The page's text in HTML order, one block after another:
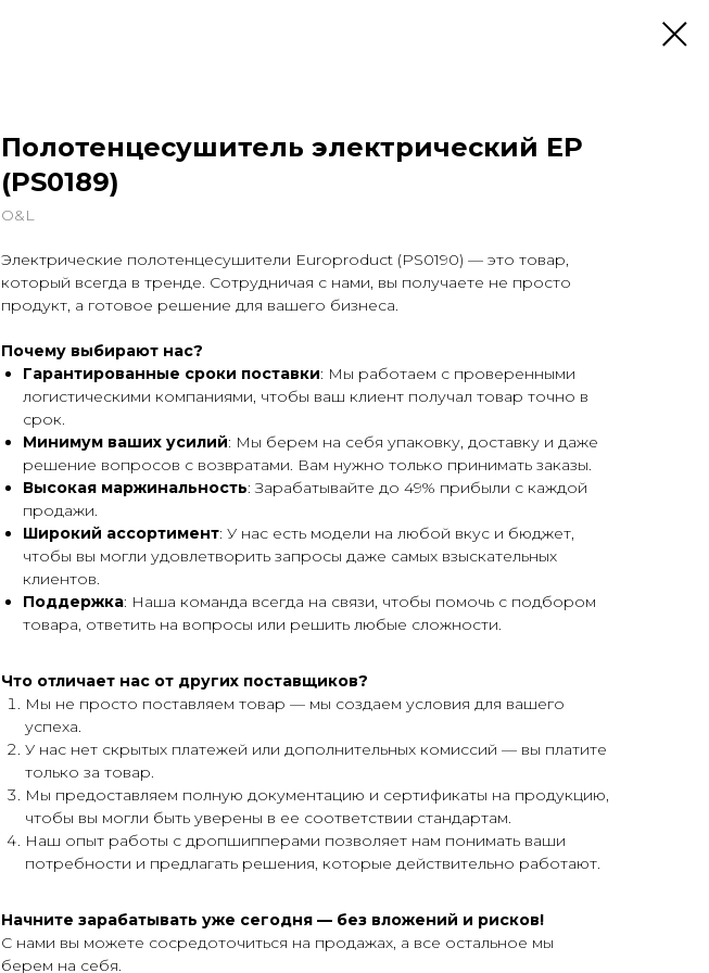
Полотенцесушитель электрический EP
(PS0189)
O&L
Электрические полотенцесушители Europroduct (PS0190) — это товар,
который всегда в тренде. Сотрудничая с нами, вы получаете не просто
продукт, а готовое решение для вашего бизнеса.
Почему выбирают нас?
Гарантированные сроки поставки: Мы работаем с проверенными
логистическими компаниями, чтобы ваш клиент получал товар точно в
срок.
Минимум ваших усилий: Мы берем на себя упаковку, доставку и даже
решение вопросов с возвратами. Вам нужно только принимать заказы.
Высокая маржинальность: Зарабатывайте до 49% прибыли с каждой
продажи.
Широкий ассортимент: У нас есть модели на любой вкус и бюджет,
чтобы вы могли удовлетворить запросы даже самых взыскательных
клиентов.
Поддержка: Наша команда всегда на связи, чтобы помочь с подбором
товара, ответить на вопросы или решить любые сложности.
Что отличает нас от других поставщиков?
Мы не просто поставляем товар — мы создаем условия для вашего
успеха.
У нас нет скрытых платежей или дополнительных комиссий — вы платите
только за товар.
Мы предоставляем полную документацию и сертификаты на продукцию,
чтобы вы могли быть уверены в ее соответствии стандартам.
Наш опыт работы с дропшипперами позволяет нам понимать ваши
потребности и предлагать решения, которые действительно работают.
Начните зарабатывать уже сегодня — без вложений и рисков!
С нами вы можете сосредоточиться на продажах, а все остальное мы
берем на себя.